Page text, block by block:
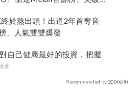
終於熬出頭！出道2年首奪音
、人氣雙雙爆發
自己健康最好的投資，把握
會
Recommended by